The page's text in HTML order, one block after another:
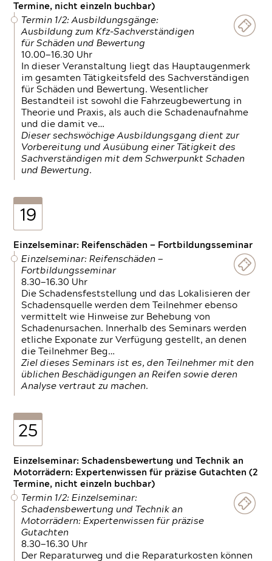
Termine, nicht einzeln buchbar)
Termin 1/2: Ausbildungsgänge:
Ausbildung zum Kfz-Sachverständigen
für Schäden und Bewertung
10.00—16.30 Uhr
In dieser Veranstaltung liegt das Hauptaugenmerk
im gesamten Tätigkeitsfeld des Sachverständigen
für Schäden und Bewertung. Wesentlicher
Bestandteil ist sowohl die Fahrzeugbewertung in
Theorie und Praxis, als auch die Schadenaufnahme
und die damit ve…
Dieser sechswöchige Ausbildungsgang dient zur
Vorbereitung und Ausübung einer Tätigkeit des
Sachverständigen mit dem Schwerpunkt Schaden
und Bewertung.
19
Einzelseminar: Reifenschäden — Fortbildungsseminar
Einzelseminar: Reifenschäden —
Fortbildungsseminar
8.30—16.30 Uhr
Die Schadensfeststellung und das Lokalisieren der
Schadensquelle werden dem Teilnehmer ebenso
vermittelt wie Hinweise zur Behebung von
Schadenursachen. Innerhalb des Seminars werden
etliche Exponate zur Verfügung gestellt, an denen
die Teilnehmer Beg…
Ziel dieses Seminars ist es, den Teilnehmer mit den
üblichen Beschädigungen an Reifen sowie deren
Analyse vertraut zu machen.
25
Einzelseminar: Schadensbewertung und Technik an
Motorrädern: Expertenwissen für präzise Gutachten (2
Termine, nicht einzeln buchbar)
Termin 1/2: Einzelseminar:
Schadensbewertung und Technik an
Motorrädern: Expertenwissen für präzise
Gutachten
8.30—16.30 Uhr
Der Reparaturweg und die Reparaturkosten können